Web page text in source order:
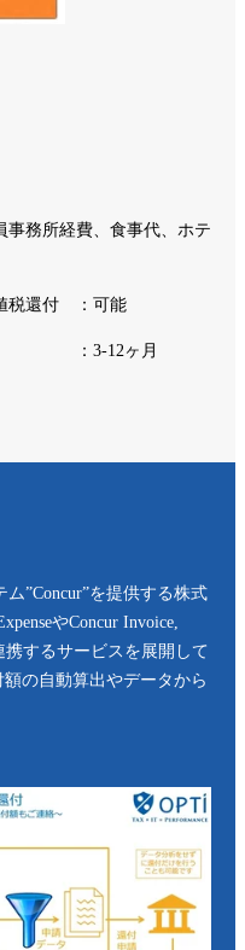
事務所経費、食事代、ホテ
税還付 ：可能
間 ：3-12ヶ月
”Concur”を提供する株式
やConcur Invoice,
携するサービスを展開して
の自動算出やデータから